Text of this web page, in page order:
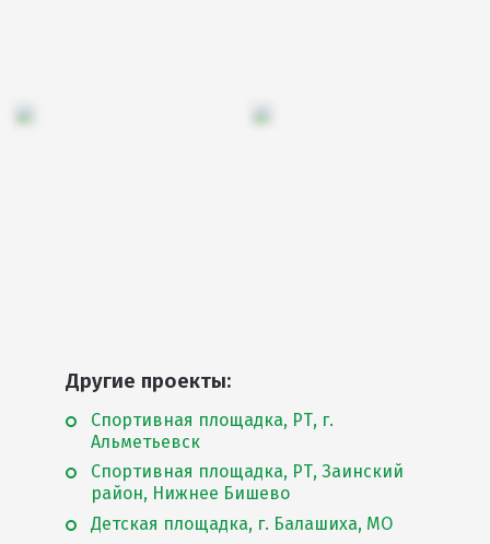
Другие проекты:
Спортивная площадка, РТ, г.
Альметьевск
Спортивная площадка, РТ, Заинский
район, Нижнее Бишево
Детская площадка, г. Балашиха, МО